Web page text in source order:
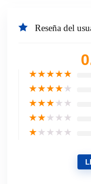
Reseña del
★★★★★
★★★★★
★★★★★
★★★★★
★★★★★